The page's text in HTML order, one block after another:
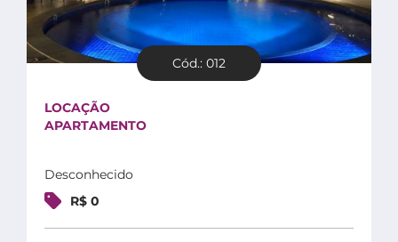
Cód.: 012
LOCAÇÃO
APARTAMENTO
Desconhecido
R$ 0